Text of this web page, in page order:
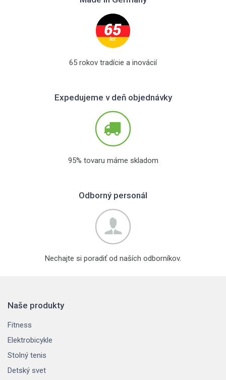
65 rokov tradície a inovácií
Expedujeme v deň objednávky
95% tovaru máme skladom
Odborný personál
Nechajte si poradiť od naších odborníkov.
Naše produkty
Fitness
Elektrobicykle
Stolný tenis
Detský svet